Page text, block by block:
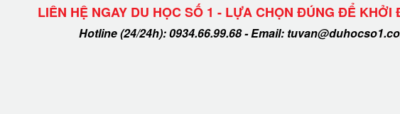
LIÊN HỆ NGAY DU HỌC SỐ 1 - LỰA CHỌN ĐÚNG ĐỂ KHỞI
Hotline (24/24h): 0934.66.99.68 - Email: